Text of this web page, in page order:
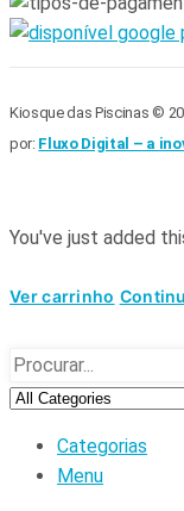
Kiosque das Piscinas ©
por: Fluxo Digital – a
You've just added
Ver carrinho
Categorias
Menu